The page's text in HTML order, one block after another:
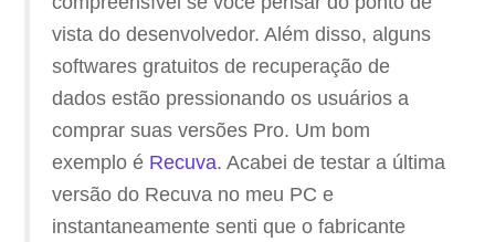
vista do desenvolvedor. Além disso, alguns
softwares gratuitos de recuperação de
dados estão pressionando os usuários a
comprar suas versões Pro. Um bom
exemplo é Recuva. Acabei de testar a última
versão do Recuva no meu PC e
instantaneamente senti que o fabricante